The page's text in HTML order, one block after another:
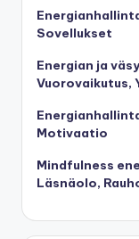
Sovellukset
Energian ja
Vuorovaikutus,
Motivaatio
Mindfulness
Läsnäolo,